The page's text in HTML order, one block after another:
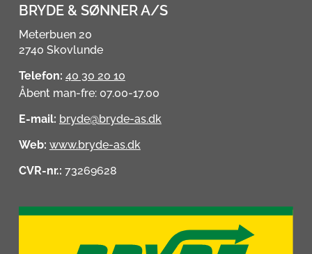
BRYDE & SØNNER A/S
Meterbuen 20
2740 Skovlunde
Telefon: 40 30 20 10
Åbent man-fre: 07.00-17.00
E-mail: bryde@bryde-as.dk
Web: www.bryde-as.dk
CVR-nr.: 73269628